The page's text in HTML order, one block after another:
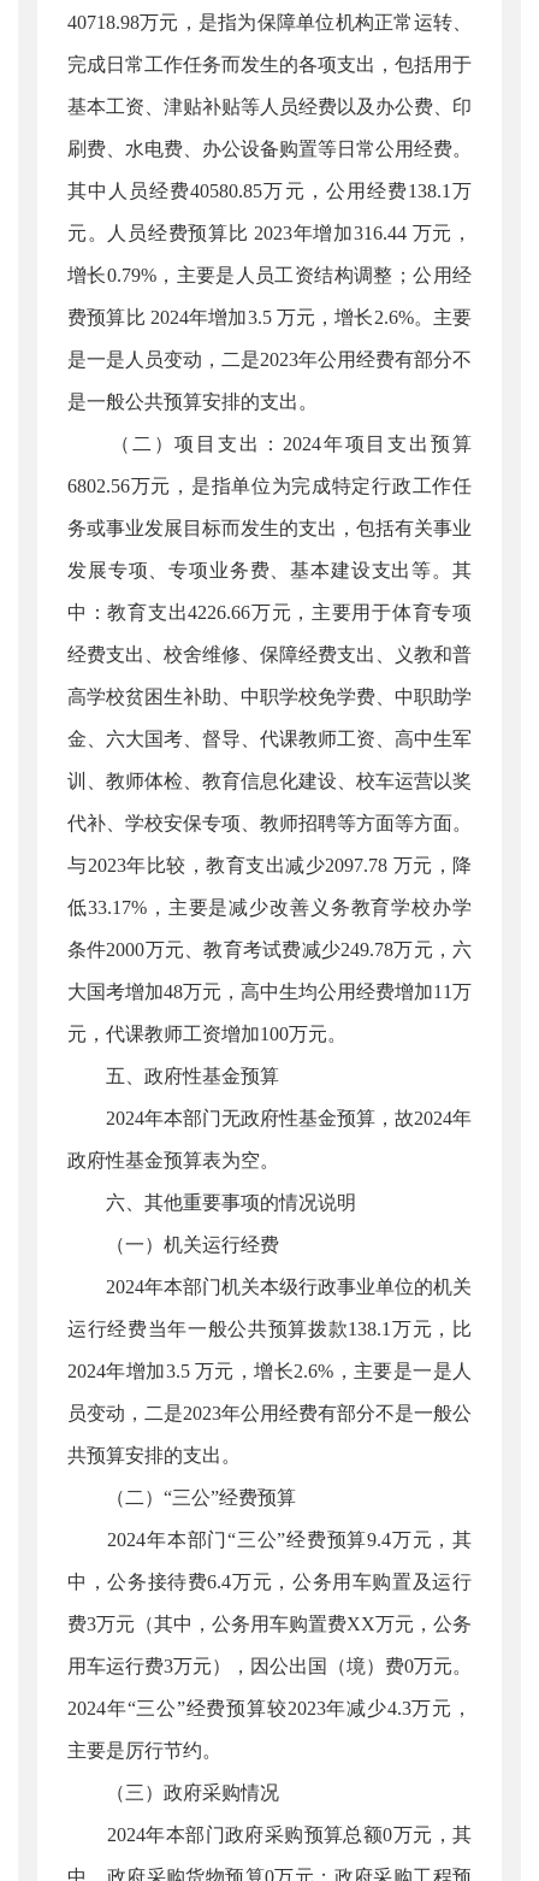
40718.98万元，是指为保障单位机构正常运转、
完成日常工作任务而发生的各项支出，包括用于
基本工资、津贴补贴等人员经费以及办公费、印
刷费、水电费、办公设备购置等日常公用经费。
其中人员经费40580.85万元，公用经费138.1万
元。人员经费预算比 2023年增加316.44 万元，
增长0.79%，主要是人员工资结构调整；公用经
费预算比 2024年增加3.5 万元，增长2.6%。主要
是一是人员变动，二是2023年公用经费有部分不
是一般公共预算安排的支出。
（二）项目支出：2024年项目支出预算
6802.56万元，是指单位为完成特定行政工作任
务或事业发展目标而发生的支出，包括有关事业
发展专项、专项业务费、基本建设支出等。其
中：教育支出4226.66万元，主要用于体育专项
经费支出、校舍维修、保障经费支出、义教和普
高学校贫困生补助、中职学校免学费、中职助学
金、六大国考、督导、代课教师工资、高中生军
训、教师体检、教育信息化建设、校车运营以奖
代补、学校安保专项、教师招聘等方面等方面。
与2023年比较，教育支出减少2097.78 万元，降
低33.17%，主要是减少改善义务教育学校办学
条件2000万元、教育考试费减少249.78万元，六
大国考增加48万元，高中生均公用经费增加11万
元，代课教师工资增加100万元。
五、政府性基金预算
2024年本部门无政府性基金预算，故2024年
政府性基金预算表为空。
六、其他重要事项的情况说明
（一）机关运行经费
2024年本部门机关本级行政事业单位的机关
运行经费当年一般公共预算拨款138.1万元，比
2024年增加3.5 万元，增长2.6%，主要是一是人
员变动，二是2023年公用经费有部分不是一般公
共预算安排的支出。
（二）“三公”经费预算
2024年本部门“三公”经费预算9.4万元，其
中，公务接待费6.4万元，公务用车购置及运行
费3万元（其中，公务用车购置费XX万元，公务
用车运行费3万元），因公出国（境）费0万元。
2024年“三公”经费预算较2023年减少4.3万元，
主要是厉行节约。
（三）政府采购情况
2024年本部门政府采购预算总额0万元，其
中，政府采购货物预算0万元；政府采购工程预